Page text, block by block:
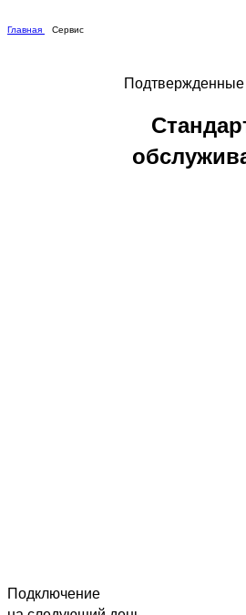
Главная Сервис
Подтвержденные
Подключение